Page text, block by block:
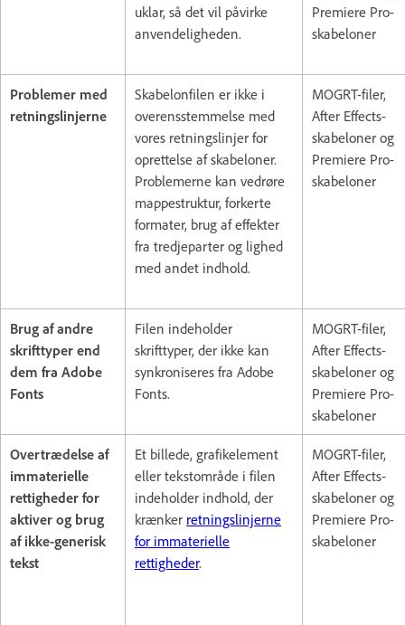
uklar, så det vil påvirke
anvendeligheden.
Premiere Pro-
skabeloner
Problemer med
retningslinjerne
Skabelonfilen er ikke i
overensstemmelse med
vores retningslinjer for
oprettelse af skabeloner.
Problemerne kan vedrøre
mappestruktur, forkerte
formater, brug af effekter
fra tredjeparter og lighed
med andet indhold.
MOGRT-filer,
After Effects-
skabeloner og
Premiere Pro-
skabeloner
Brug af andre
skrifttyper end
dem fra Adobe
Fonts
Filen indeholder
skrifttyper, der ikke kan
synkroniseres fra Adobe
Fonts.
MOGRT-filer,
After Effects-
skabeloner og
Premiere Pro-
skabeloner
Overtrædelse af
immaterielle
rettigheder for
aktiver og brug
af ikke-generisk
tekst
Et billede, grafikelement
eller tekstområde i filen
indeholder indhold, der
krænker retningslinjerne
for immaterielle
rettigheder.
MOGRT-filer,
After Effects-
skabeloner og
Premiere Pro-
skabeloner